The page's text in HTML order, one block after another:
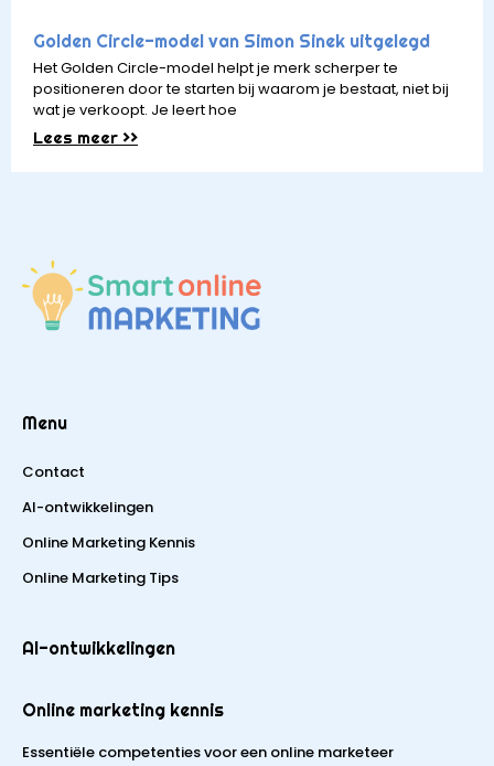
Golden Circle-model van Simon Sinek uitgelegd
Het Golden Circle-model helpt je merk scherper te
positioneren door te starten bij waarom je bestaat, niet bij
wat je verkoopt. Je leert hoe
Lees meer >>
Menu
Contact
AI-ontwikkelingen
Online Marketing Kennis
Online Marketing Tips
AI-ontwikkelingen
Online marketing kennis
Essentiële competenties voor een online marketeer